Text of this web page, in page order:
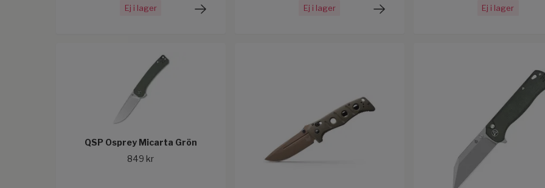
Ej i lager Ej i lager Ej i lager
QSP Osprey Micarta Grön
849 kr